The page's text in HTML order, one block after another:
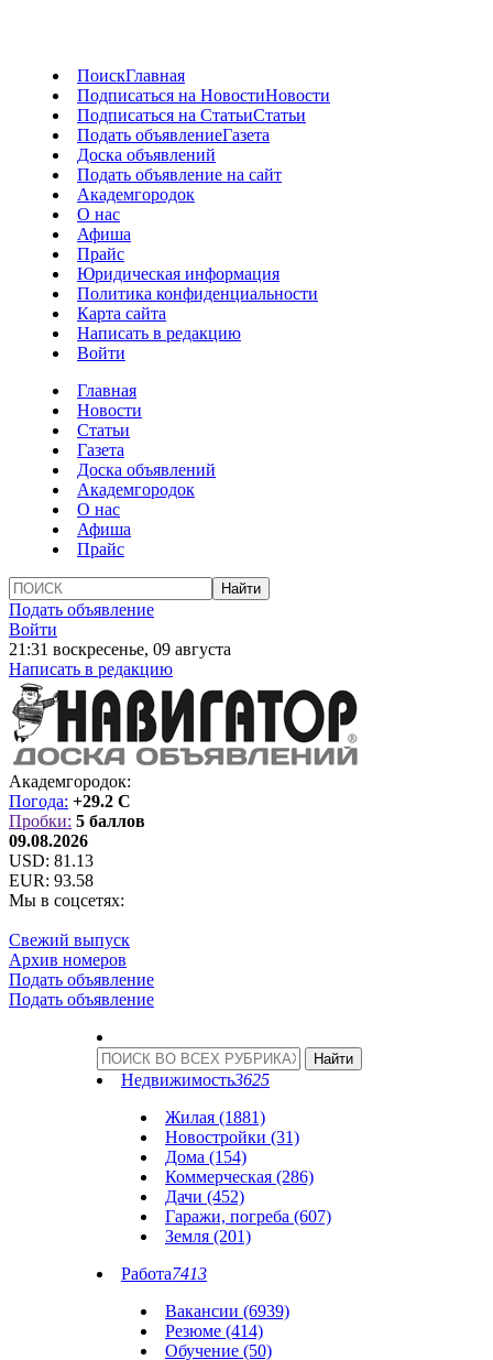
ПоискГлавная
Подписаться на НовостиНовости
Подписаться на СтатьиСтатьи
Подать объявлениеГазета
Доска объявлений
Подать объявление на сайт
Академгородок
О нас
Афиша
Прайс
Юридическая информация
Политика конфиденциальности
Карта сайта
Написать в редакцию
Войти
Главная
Новости
Статьи
Газета
Доска объявлений
Академгородок
О нас
Афиша
Прайс
Подать объявление
Войти
21:31 воскресенье, 09 августа
Написать в редакцию
Академгородок:
Погода: +29.2 C
Пробки: 5 баллов
09.08.2026
USD: 81.13
EUR: 93.58
Мы в соцсетях:
Свежий выпуск
Архив номеров
Подать объявление
Подать объявление
Недвижимость3625
Жилая (1881)
Новостройки (31)
Дома (154)
Коммерческая (286)
Дачи (452)
Гаражи, погреба (607)
Земля (201)
Работа7413
Вакансии (6939)
Резюме (414)
Обучение (50)